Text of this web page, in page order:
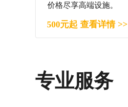
价格尽享高端设施。
500元起 查看详情 >>
专业服务